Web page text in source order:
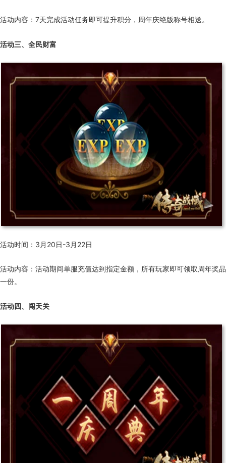
活动内容：7天完成活动任务即可提升积分，周年庆绝版称号相送。
活动三、全民财富
活动时间：3月20日-3月22日
活动内容：活动期间单服充值达到指定金额，所有玩家即可领取周年奖品
一份。
活动四、闯天关